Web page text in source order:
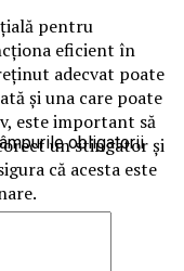
pentru
eficient în
adecvat poate
și una care poate
este important să
un stingator și
că acesta este
obligatorii